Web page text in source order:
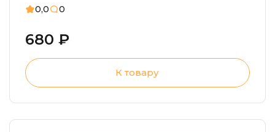
0,0 0
680 ₽
К товару